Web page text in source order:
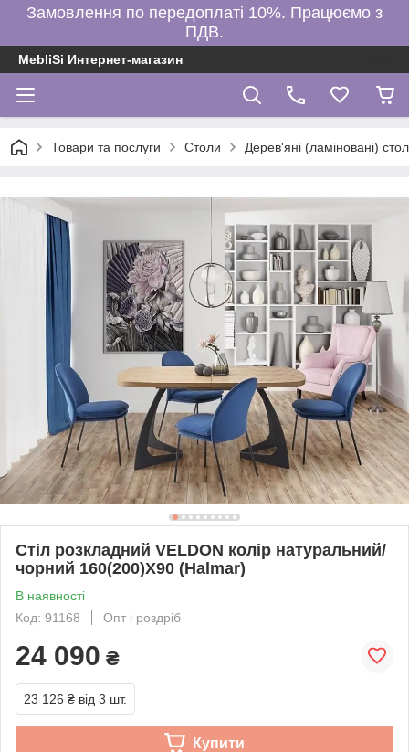
Замовлення по передоплаті 10%. Працюємо з
ПДВ.
MebliSi Интернет-магазин
Товари та послуги Столи Дерев'яні (ламіновані)
Стіл розкладний VELDON колір натуральний/
чорний 160(200)Х90 (Halmar)
В наявності
Код: 91168
Опт і роздріб
24 090 ₴
23 126 ₴ від 3 шт.
Купити